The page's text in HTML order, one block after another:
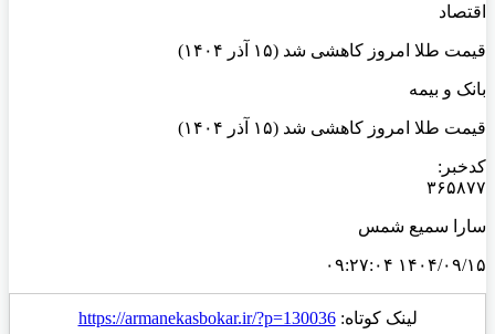
اقتصاد
قیمت طلا امروز کاهشی شد (۱۵ آذر ۱۴۰۴)
بانک و بیمه
قیمت طلا امروز کاهشی شد (۱۵ آذر ۱۴۰۴)
کدخبر:
۳۶۵۸۷۷
سارا سمیع شمس
۱۴۰۴/۰۹/۱۵ ۰۹:۲۷:۰۴
لینک کوتاه:https://armanekasbokar.ir/?p=130036